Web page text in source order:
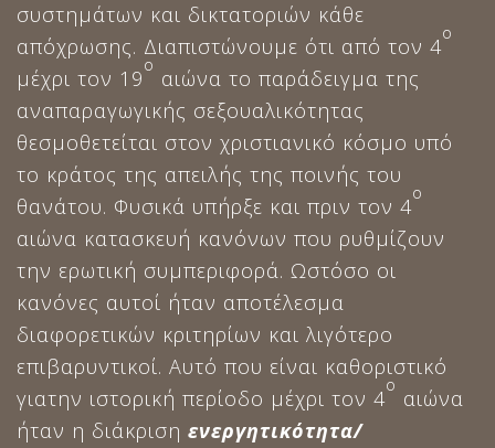
συστημάτων και δικτατοριών κάθε
απόχρωσης. Διαπιστώνουμε ότι από τον 4
ο
μέχρι τον 19
ο
αιώνα το παράδειγμα της
αναπαραγωγικής σεξουαλικότητας
θεσμοθετείται στον χριστιανικό κόσμο υπό
το κράτος της απειλής της ποινής του
θανάτου. Φυσικά υπήρξε και πριν τον 4
ο
αιώνα κατασκευή κανόνων που ρυθμίζουν
την ερωτική συμπεριφορά. Ωστόσο οι
κανόνες αυτοί ήταν αποτέλεσμα
διαφορετικών κριτηρίων και λιγότερο
επιβαρυντικοί. Αυτό που είναι καθοριστικό
γιατην ιστορική περίοδο μέχρι τον 4
ο
αιώνα
ήταν η διάκριση ενεργητικότητα/